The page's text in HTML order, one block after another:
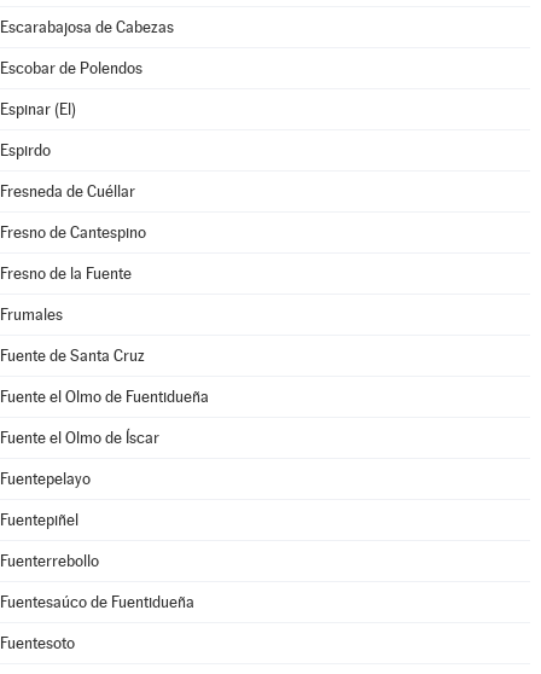
Escarabajosa de Cabezas
Escobar de Polendos
Espinar (El)
Espirdo
Fresneda de Cuéllar
Fresno de Cantespino
Fresno de la Fuente
Frumales
Fuente de Santa Cruz
Fuente el Olmo de Fuentidueña
Fuente el Olmo de Íscar
Fuentepelayo
Fuentepiñel
Fuenterrebollo
Fuentesaúco de Fuentidueña
Fuentesoto